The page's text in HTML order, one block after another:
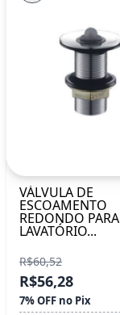
VÁLVULA DE
ESCOAMENTO
REDONDO PARA
LAVATÓRIO...
R$60,52
R$56,28
7% OFF no Pix